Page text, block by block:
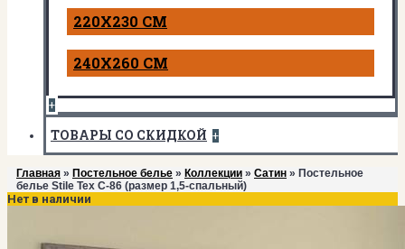
220Х230 СМ
240Х260 СМ
+
ТОВАРЫ СО СКИДКОЙ +
Главная » Постельное белье » Коллекции » Сатин » Постельное
белье Stile Tex C-86 (размер 1,5-спальный)
Нет в наличии